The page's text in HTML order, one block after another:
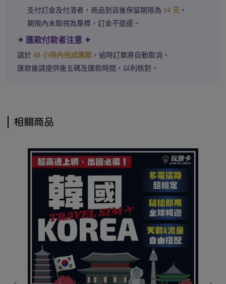
支付訂金及付清者，商品到貨後保留期限為 14 天 。
期限內未取視為棄標，訂金不退還。
✦ 匯款付款者注意 ✦
請於 48 小時內完成匯款 ，逾時訂單將自動取消。
匯款後請提供後五碼及匯款時間，以利核對。
相關商品